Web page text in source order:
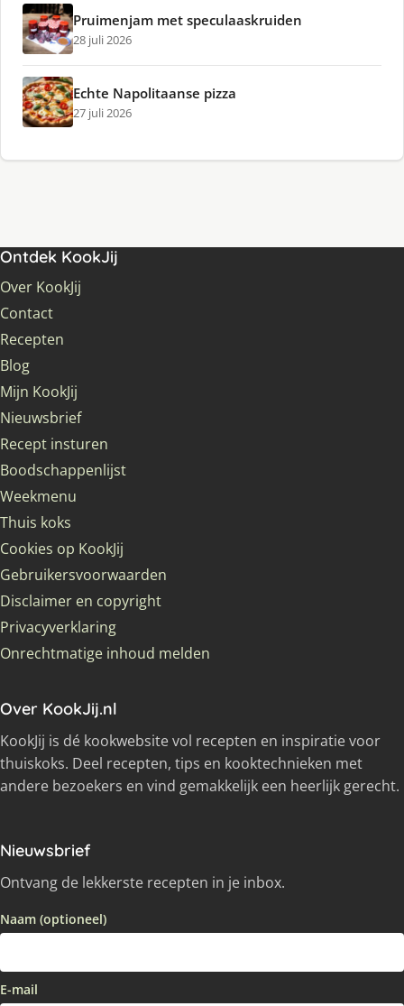
Pruimenjam met speculaaskruiden
28 juli 2026
Echte Napolitaanse pizza
27 juli 2026
Ontdek KookJij
Over KookJij
Contact
Recepten
Blog
Mijn KookJij
Nieuwsbrief
Recept insturen
Boodschappenlijst
Weekmenu
Thuis koks
Cookies op KookJij
Gebruikersvoorwaarden
Disclaimer en copyright
Privacyverklaring
Onrechtmatige inhoud melden
Over KookJij.nl
KookJij is dé kookwebsite vol recepten en inspiratie voor
thuiskoks. Deel recepten, tips en kooktechnieken met
andere bezoekers en vind gemakkelijk een heerlijk gerecht.
Nieuwsbrief
Ontvang de lekkerste recepten in je inbox.
Naam (optioneel)
E-mail